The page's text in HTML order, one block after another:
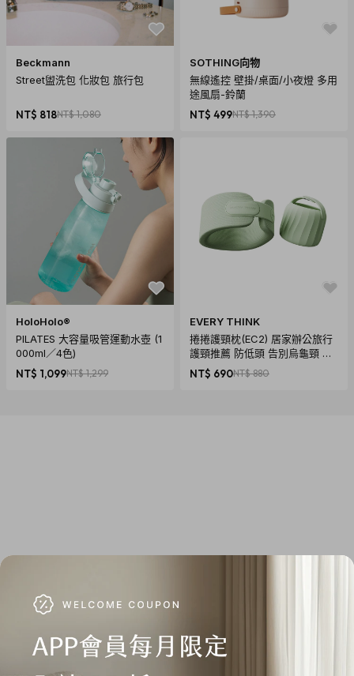
Beckmann
Street盥洗包 化妝包 旅行包
NT$ 818NT$ 1,080
SOTHING向物
無線遙控 壁掛/桌面/小夜燈 多用
途風扇-鈴蘭
NT$ 499NT$ 1,390
HoloHolo®
PILATES 大容量吸管運動水壺 (1
000ml／4色)
NT$ 1,099NT$ 1,299
EVERY THINK
捲捲護頸枕(EC2) 居家辦公旅行
護頸推薦 防低頭 告別烏龜頸 頸
椎養護 多色可選
NT$ 690NT$ 880